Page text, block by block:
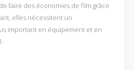
faire des économies de film grâce
elles nécessitent un
important en équipement et en